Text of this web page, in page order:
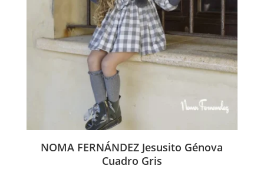
NOMA FERNÁNDEZ Jesusito Génova
Cuadro Gris